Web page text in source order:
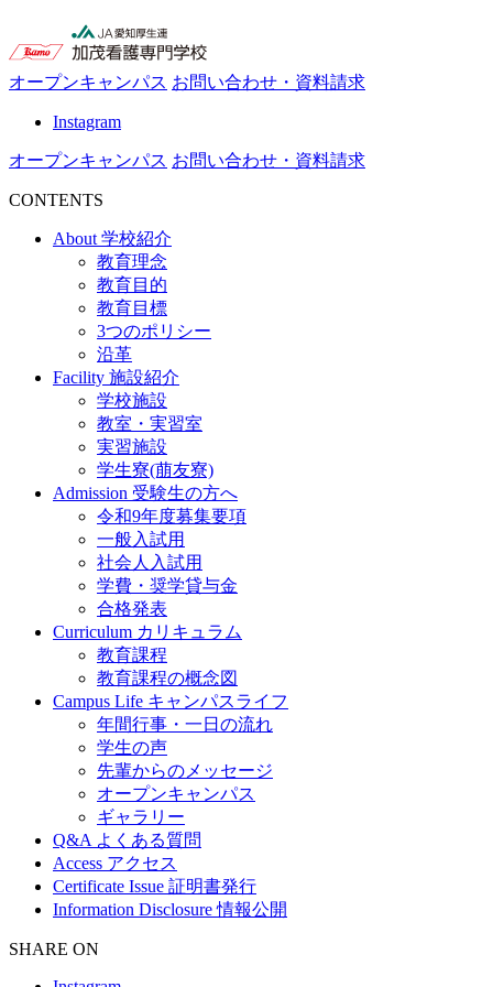
オープンキャンパス お問い合わせ・資料請求
Instagram
オープンキャンパス お問い合わせ・資料請求
CONTENTS
About 学校紹介
教育理念
教育目的
教育目標
3つのポリシー
沿革
Facility 施設紹介
学校施設
教室・実習室
実習施設
学生寮(萠友寮)
Admission 受験生の方へ
令和9年度募集要項
一般入試用
社会人入試用
学費・奨学貸与金
合格発表
Curriculum カリキュラム
教育課程
教育課程の概念図
Campus Life キャンパスライフ
年間行事・一日の流れ
学生の声
先輩からのメッセージ
オープンキャンパス
ギャラリー
Q&A よくある質問
Access アクセス
Certificate Issue 証明書発行
Information Disclosure 情報公開
SHARE ON